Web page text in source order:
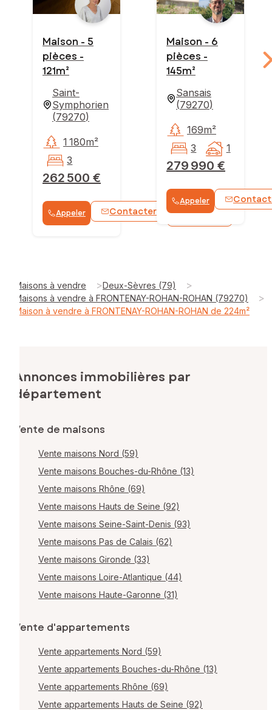
Maison - 5
pièces -
121m²
Saint-
Symphorien
(79270)
262 500 €
1 180m²
3
Appeler Contacter WhatsApp
Maison - 6
pièces -
145m²
Sansais
(79270)
279 990 €
169m²
3
1
Appeler
Maisons à vendre >Deux-Sèvres (79) >
Maisons à vendre à FRONTENAY-ROHAN-ROHAN (79270) >
Maison à vendre à FRONTENAY-ROHAN-ROHAN de 224m²
Annonces immobilières par
département
Vente de maisons
Vente maisons Nord (59)
Vente maisons Bouches-du-Rhône (13)
Vente maisons Rhône (69)
Vente maisons Hauts de Seine (92)
Vente maisons Seine-Saint-Denis (93)
Vente maisons Pas de Calais (62)
Vente maisons Gironde (33)
Vente maisons Loire-Atlantique (44)
Vente maisons Haute-Garonne (31)
Vente d'appartements
Vente appartements Nord (59)
Vente appartements Bouches-du-Rhône (13)
Vente appartements Rhône (69)
Vente appartements Hauts de Seine (92)